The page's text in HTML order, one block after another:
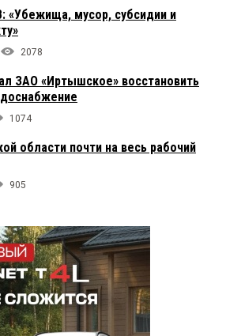
«Убежища, мусор, субсидии и
2078
ЗАО «Иртышское» восстановить
1074
области почти на весь рабочий
905